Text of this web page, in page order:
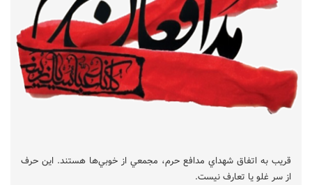
قريب به اتفاق شهداي مدافع حرم، مجمعي از خوبي‌ها هستند. اين حرف
از سر غلو يا تعارف نيست.